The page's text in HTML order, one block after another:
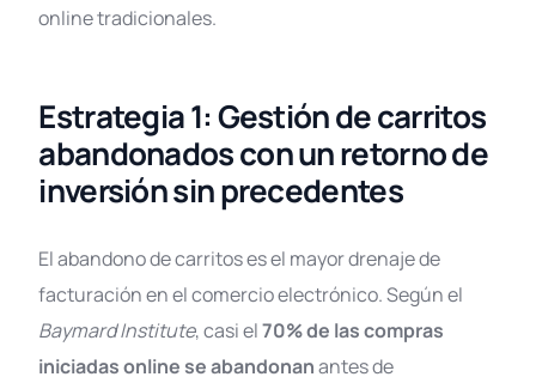
online tradicionales.
Estrategia 1: Gestión de carritos
abandonados con un retorno de
inversión sin precedentes
El abandono de carritos es el mayor drenaje de
facturación en el comercio electrónico. Según el
Baymard Institute, casi el70% de las compras
iniciadas online se abandonanantes de